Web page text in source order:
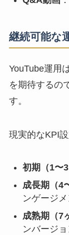
継続可能な
YouTube運用
を期待するの
す。
現実的なKPI設
初期（1〜3
成長期（4
ンゲージ
成熟期（7
ンバージ